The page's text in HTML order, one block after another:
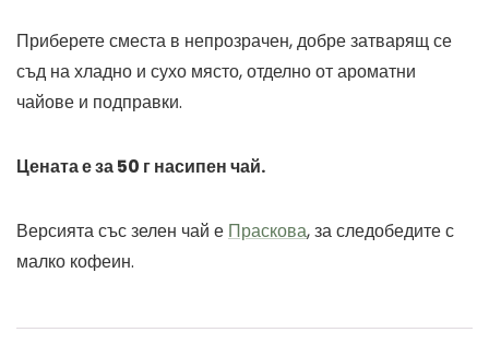
Приберете сместа в непрозрачен, добре затварящ се
съд на хладно и сухо място, отделно от ароматни
чайове и подправки.
Цената е за 50 г насипен чай.
Версията със зелен чай е Праскова, за следобедите с
малко кофеин.